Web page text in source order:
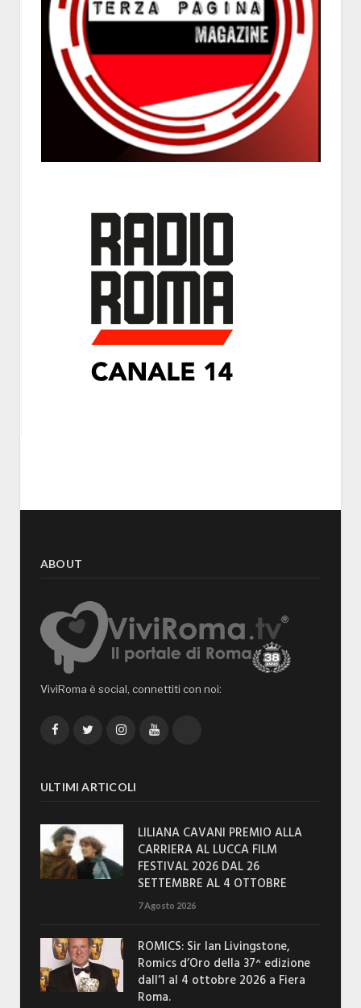
ABOUT
ViviRoma è social, connettiti con noi:
FacebookTwitterInstagramYouTube
ULTIMI ARTICOLI
LILIANA CAVANI PREMIO ALLA
CARRIERA AL LUCCA FILM
FESTIVAL 2026 DAL 26
SETTEMBRE AL 4 OTTOBRE
7 Agosto 2026
ROMICS: Sir Ian Livingstone,
Romics d’Oro della 37^ edizione
dall’1 al 4 ottobre 2026 a Fiera
Roma.